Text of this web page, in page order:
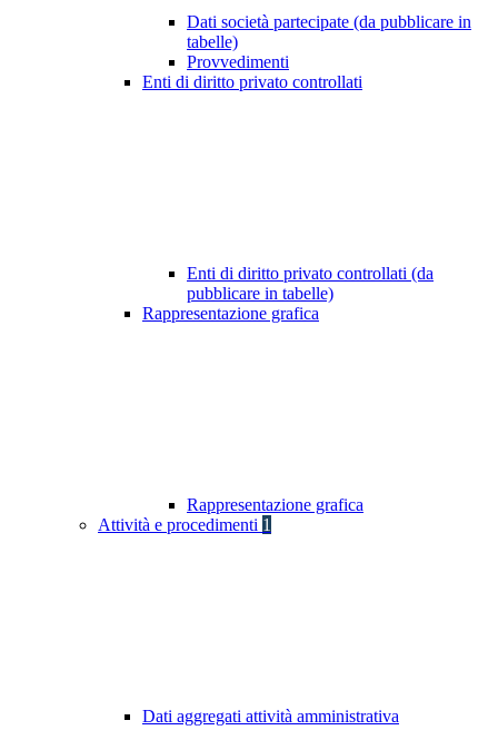
Dati società partecipate (da pubblicare in
tabelle)
Provvedimenti
Enti di diritto privato controllati
Enti di diritto privato controllati (da
pubblicare in tabelle)
Rappresentazione grafica
Rappresentazione grafica
Attività e procedimenti 1
Dati aggregati attività amministrativa